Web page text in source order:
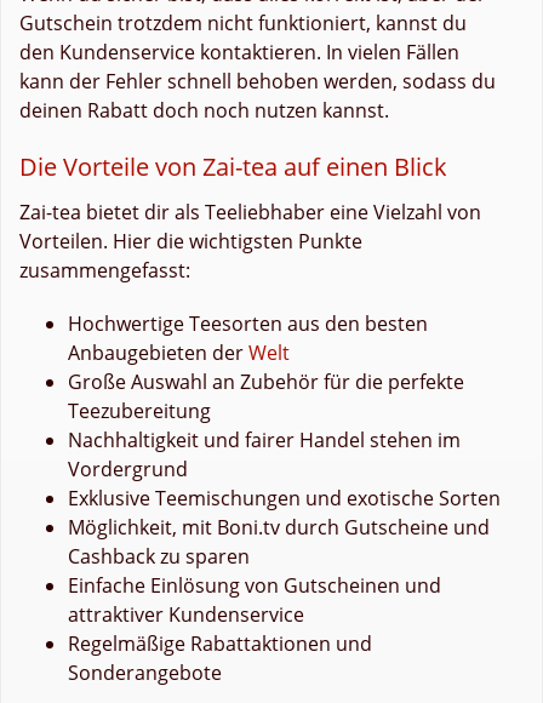
Gutschein trotzdem nicht funktioniert, kannst du
den Kundenservice kontaktieren. In vielen Fällen
kann der Fehler schnell behoben werden, sodass du
deinen Rabatt doch noch nutzen kannst.
Die Vorteile von Zai-tea auf einen Blick
Zai-tea bietet dir als Teeliebhaber eine Vielzahl von
Vorteilen. Hier die wichtigsten Punkte
zusammengefasst:
Hochwertige Teesorten aus den besten
Anbaugebieten derWelt
Große Auswahl an Zubehör für die perfekte
Teezubereitung
Nachhaltigkeit und fairer Handel stehen im
Vordergrund
Exklusive Teemischungen und exotische Sorten
Möglichkeit, mit Boni.tv durch Gutscheine und
Cashback zu sparen
Einfache Einlösung von Gutscheinen und
attraktiver Kundenservice
Regelmäßige Rabattaktionen und
Sonderangebote